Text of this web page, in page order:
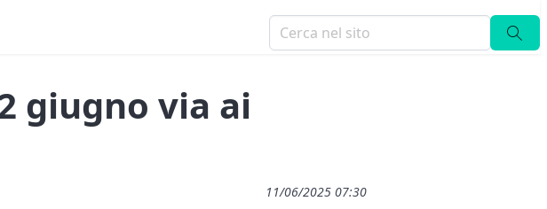
giugno via ai
11/06/2025 07:30